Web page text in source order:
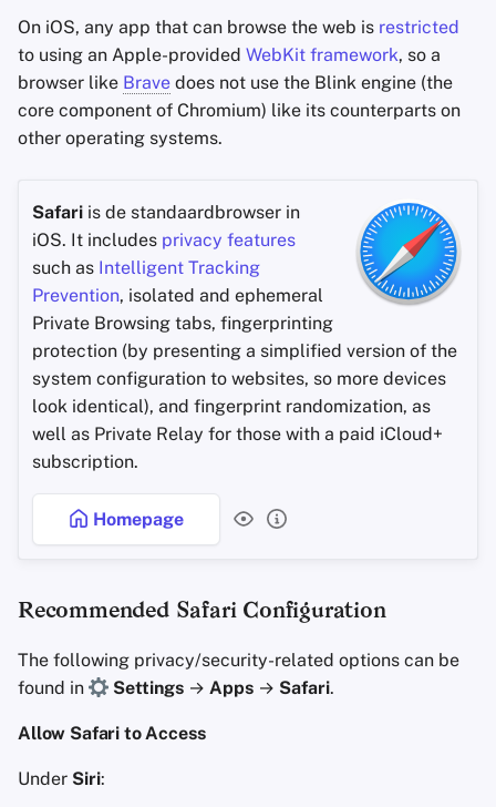
On iOS, any app that can browse the web is restricted
to using an Apple-provided WebKit framework, so a
browser like Brave does not use the Blink engine (the
core component of Chromium) like its counterparts on
other operating systems.
Safari is de standaardbrowser in
iOS. It includes privacy features
such as Intelligent Tracking
Prevention, isolated and ephemeral
Private Browsing tabs, fingerprinting
protection (by presenting a simplified version of the
system configuration to websites, so more devices
look identical), and fingerprint randomization, as
well as Private Relay for those with a paid iCloud+
subscription.
Homepage
Recommended Safari Configuration
The following privacy/security-related options can be
found in
Settings → Apps → Safari.
Allow Safari to Access
Under Siri: